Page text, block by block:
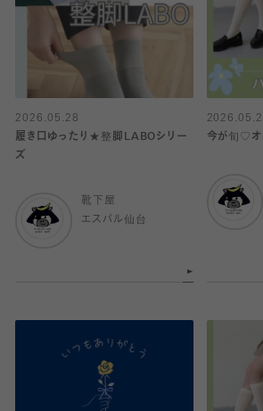
2026.05.28
履き口ゆったり★整脚LABOシリー
ズ
靴下屋
エスパル仙台
今が旬♡オ